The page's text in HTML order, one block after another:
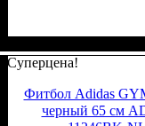
Суперцена!
Фитбол Adidas
черный 65 см